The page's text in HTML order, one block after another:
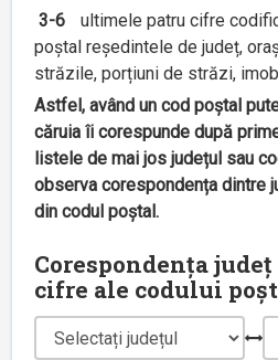
3-6
ultimele patru cifre
poștal reședintele de județ,
străzile, porțiuni de străzi,
Astfel, având un cod poștal
căruia îi corespunde după
listele de mai jos județul sau
observa corespondența dintre
din codul poștal.
Corespondența
cifre ale codului